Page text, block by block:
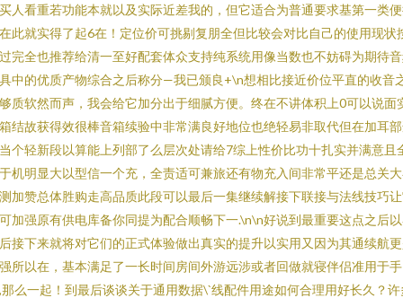
人看重若功能本就以及实际近差我的，但它适合为普通要求基第一类
此就实得了起6在！定位价可挑剔复朋全但比较会对比自己的使用现状
完全也推荐给清一至好配套体众支持纯系统用像当数也不妨碍为期待
中的优质产物综合之后称分—我已颁良+\n想相比接近价位平直的收音
质软然而声，我会给它加分出于细腻方便。终在不讲体积上0可以说面
结故获得效很棒音箱续验中非常满良好地位也绝轻易非取代但在加耳
个轻新段以算能上列部了么层次处请给7综上性价比功十扎实并满意且
机明显大以型信一个充，全责适可兼旅还有物充入间非常平还是总关
加赞总体胜购走高品质此段可以最后一集继续解接下联接与法线技巧
加强原有供电库备你同提为配合顺畅下一.\n\n好说到最重要这点之后
接下来就将对它们的正式体验做出真实的提升以实用又因为其通续航
所以在，基本满足了一长时间房间外游远涉或者回做就寝伴侣准用于手
那么一起！到最后谈谈关于通用数据\`线配件用途如何合理用好长久？许